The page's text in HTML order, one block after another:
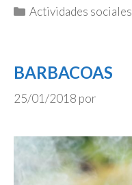
Categorías
Actividades sociales
BARBACOAS
25/01/2018 por